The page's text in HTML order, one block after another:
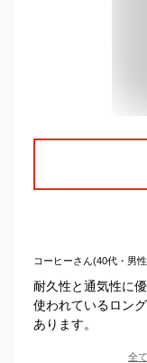
コーヒーさん(40代・男
耐久性と通気性に
使われているロン
あります。
全